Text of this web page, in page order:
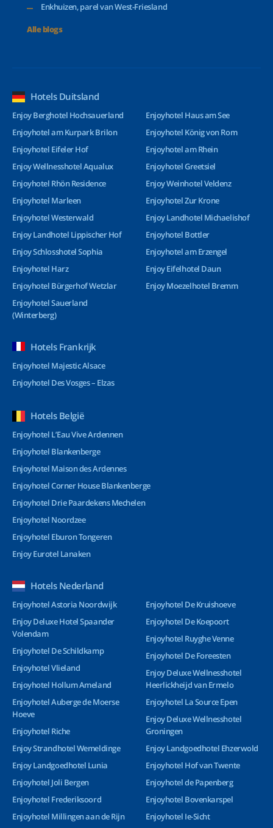
Enkhuizen, parel van West-Friesland
Alle blogs
Hotels Duitsland
Enjoy Berghotel Hochsauerland
Enjoyhotel am Kurpark Brilon
Enjoyhotel Eifeler Hof
Enjoy Wellnesshotel Aqualux
Enjoyhotel Rhön Residence
Enjoyhotel Marleen
Enjoyhotel Westerwald
Enjoy Landhotel Lippischer Hof
Enjoy Schlosshotel Sophia
Enjoyhotel Harz
Enjoyhotel Bürgerhof Wetzlar
Enjoyhotel Sauerland
(Winterberg)
Enjoyhotel Haus am See
Enjoyhotel König von Rom
Enjoyhotel am Rhein
Enjoyhotel Greetsiel
Enjoy Weinhotel Veldenz
Enjoyhotel Zur Krone
Enjoy Landhotel Michaelishof
Enjoyhotel Bottler
Enjoyhotel am Erzengel
Enjoy Eifelhotel Daun
Enjoy Moezelhotel Bremm
Hotels Frankrijk
Enjoyhotel Majestic Alsace
Enjoyhotel Des Vosges – Elzas
Hotels België
Enjoyhotel L’Eau Vive Ardennen
Enjoyhotel Blankenberge
Enjoyhotel Maison des Ardennes
Enjoyhotel Corner House Blankenberge
Enjoyhotel Drie Paardekens Mechelen
Enjoyhotel Noordzee
Enjoyhotel Eburon Tongeren
Enjoy Eurotel Lanaken
Hotels Nederland
Enjoyhotel Astoria Noordwijk
Enjoy Deluxe Hotel Spaander
Volendam
Enjoyhotel De Schildkamp
Enjoyhotel Vlieland
Enjoyhotel Hollum Ameland
Enjoyhotel Auberge de Moerse
Hoeve
Enjoyhotel Riche
Enjoy Strandhotel Wemeldinge
Enjoy Landgoedhotel Lunia
Enjoyhotel Joli Bergen
Enjoyhotel Frederiksoord
Enjoyhotel Millingen aan de Rijn
Enjoyhotel De Kruishoeve
Enjoyhotel De Koepoort
Enjoyhotel Ruyghe Venne
Enjoyhotel De Foreesten
Enjoy Deluxe Wellnesshotel
Heerlickheijd van Ermelo
Enjoyhotel La Source Epen
Enjoy Deluxe Wellnesshotel
Groningen
Enjoy Landgoedhotel Ehzerwold
Enjoyhotel Hof van Twente
Enjoyhotel de Papenberg
Enjoyhotel Bovenkarspel
Enjoyhotel Ie-Sicht